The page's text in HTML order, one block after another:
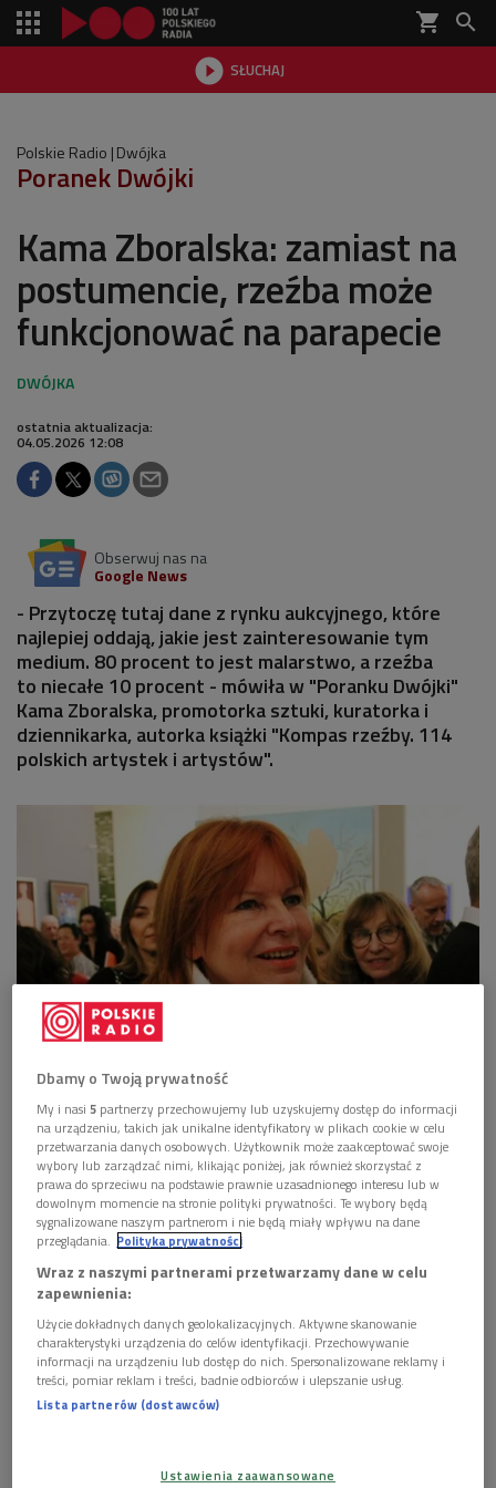
shopping_cart 
 SŁUCHAJ

Polskie Radio Dwójka
Poranek Dwójki
Kama Zboralska: zamiast na
postumencie, rzeźba może
funkcjonować na parapecie
ostatnia aktualizacja:
04.05.2026 12:08
Obserwuj nas na
Google News
- Przytoczę tutaj dane z rynku aukcyjnego, które
najlepiej oddają, jakie jest zainteresowanie tym
medium. 80 procent to jest malarstwo, a rzeźba
to niecałe 10 procent - mówiła w "Poranku Dwójki"
Kama Zboralska, promotorka sztuki, kuratorka i
dziennikarka, autorka książki "Kompas rzeźby. 114
polskich artystek i artystów".
Tytuł książki "Kompas rzeźby. 114 polskich artystek i artystów" nawiązuje do
łamach "Rzeczpospolitej" z inicjatywy Kamy Zboralskiej (na zdj.) Foto: Stach
Antkowiak/REPORTER
>>>Posłuchaj rozmowy w audycji "Poranek Dwójki"
Tytuł"Kompas rzeźby. 114 polskich artystek i
artystów" nawiązuje do rankingów Kompas Młodej Sztuki
oraz Kompas Sztuki, które pojawiają się na łamach
"Rzeczpospolitej". To właśnie
inicjatorką. Jak przekonywała w audycji autorka książki, rzeźba
to dziedzina sztuki, która w Polsce jest traktowana po
macoszemu.
Dbamy o Twoją prywatność
My i nasi5 partnerzy przechowujemy lub uzyskujemy dostęp do informacji
na urządzeniu, takich jak unikalne identyfikatory w plikach cookie w celu
przetwarzania danych osobowych. Użytkownik może zaakceptować swoje
wybory lub zarządzać nimi, klikając poniżej, jak również skorzystać z
prawa do sprzeciwu na podstawie prawnie uzasadnionego interesu lub w
dowolnym momencie na stronie polityki prywatności. Te wybory będą
sygnalizowane naszym partnerom i nie będą miały wpływu na dane
przeglądania. Polityka prywatności
Wraz z naszymi partnerami przetwarzamy dane w celu
zapewnienia:
Użycie dokładnych danych geolokalizacyjnych. Aktywne skanowanie
charakterystyki urządzenia do celów identyfikacji. Przechowywanie
informacji na urządzeniu lub dostęp do nich. Spersonalizowane reklamy i
treści, pomiar reklam i treści, badnie odbiorców i ulepszanie usług.
Lista partnerów (dostawców)
Ustawienia zaawansowane